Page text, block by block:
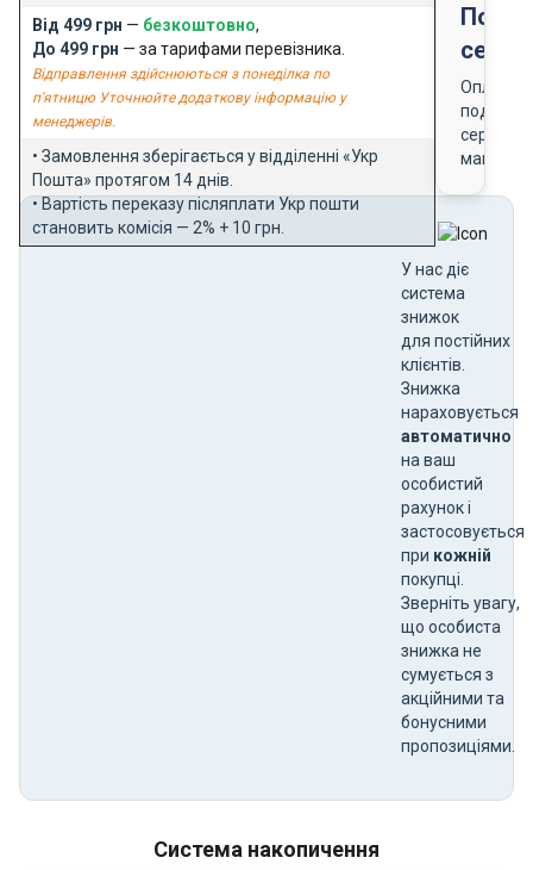
Від 499 грн — безкоштовно,
До 499 грн — за тарифами перевізника.
Відправлення здійснюються з понеділка по
п'ятницю Уточнюйте додаткову інформацію у
менеджерів.
• Замовлення зберігається у відділенні «Укр
Пошта» протягом 14 днів.
• Вартість переказу післяплати Укр пошти
становить комісія — 2% + 10 грн.
Оплата
магазину
У нас діє
система
знижок
для постійних
клієнтів.
Знижка
нараховується
автоматично
на ваш
особистий
рахунок і
застосовується
при кожній
покупці.
Зверніть увагу,
що особиста
знижка не
сумується з
акційними та
бонусними
пропозиціями.
Система накопичення